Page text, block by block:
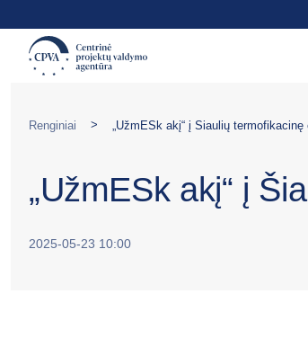
Renginiai > „UžmESk akį“ į Šiaulių termofikacinę
„UžmESk akį“ į
2025-05-23 10:00